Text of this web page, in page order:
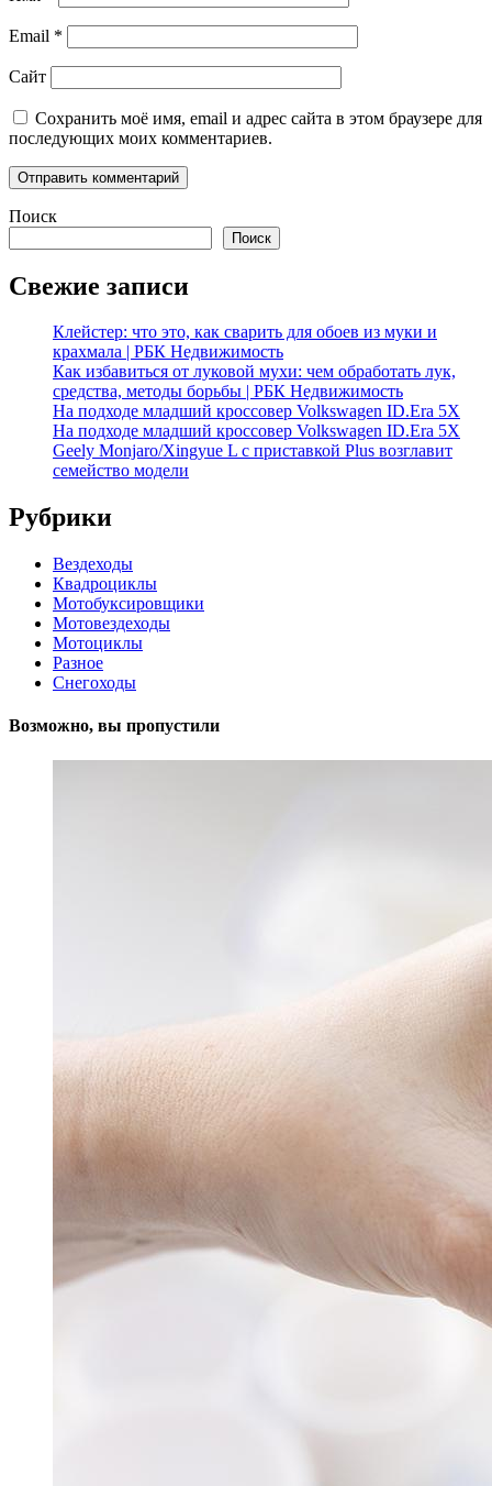
Email *
Сайт
Сохранить моё имя, email и адрес сайта в этом браузере для
последующих моих комментариев.
Поиск
Поиск
Свежие записи
Клейстер: что это, как сварить для обоев из муки и
крахмала | РБК Недвижимость
Как избавиться от луковой мухи: чем обработать лук,
средства, методы борьбы | РБК Недвижимость
На подходе младший кроссовер Volkswagen ID.Era 5X
На подходе младший кроссовер Volkswagen ID.Era 5X
Geely Monjaro/Xingyue L с приставкой Plus возглавит
семейство модели
Рубрики
Вездеходы
Квадроциклы
Мотобуксировщики
Мотовездеходы
Мотоциклы
Разное
Снегоходы
Возможно, вы пропустили